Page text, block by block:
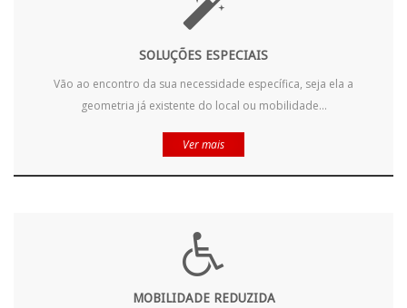
SOLUÇÕES ESPECIAIS
Vão ao encontro da sua necessidade específica, seja ela a
geometria já existente do local ou mobilidade...
Ver mais
MOBILIDADE REDUZIDA